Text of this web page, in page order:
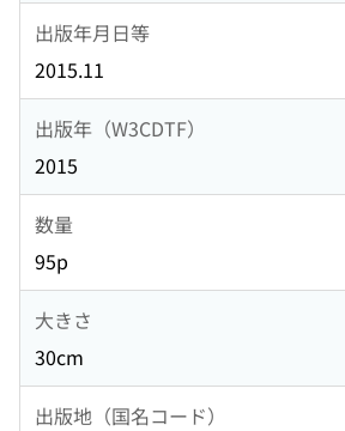
出版年月日等
2015.11
出版年（W3CDTF）
2015
数量
95p
大きさ
30cm
出版地（国名コード）